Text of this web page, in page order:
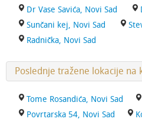
Dr Vase Savića, Novi Sad
Sunčani kej, Novi Sad
Radnička, Novi Sad
Poslednje tražene lokacije na
Tome Rosandića, Novi Sad
Povrtarska 54, Novi Sad